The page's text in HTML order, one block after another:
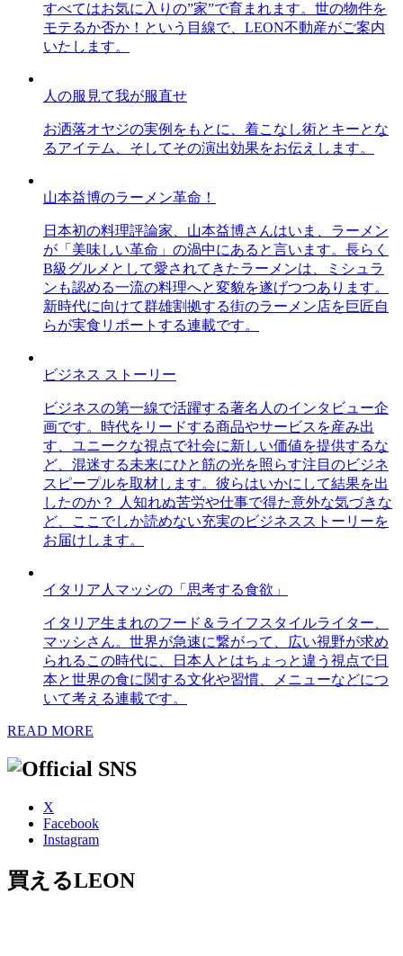
すべてはお気に入りの”家”で育まれます。世の物件を
モテるか否か！という目線で、LEON不動産がご案内
いたします。
人の服見て我が服直せ
お洒落オヤジの実例をもとに、着こなし術とキーとな
るアイテム、そしてその演出効果をお伝えします。
山本益博のラーメン革命！
日本初の料理評論家、山本益博さんはいま、ラーメン
が「美味しい革命」の渦中にあると言います。長らく
B級グルメとして愛されてきたラーメンは、ミシュラ
ンも認める一流の料理へと変貌を遂げつつあります。
新時代に向けて群雄割拠する街のラーメン店を巨匠自
らが実食リポートする連載です。
ビジネス ストーリー
ビジネスの第一線で活躍する著名人のインタビュー企
画です。時代をリードする商品やサービスを産み出
す、ユニークな視点で社会に新しい価値を提供するな
ど、混迷する未来にひと筋の光を照らす注目のビジネ
スピープルを取材します。彼らはいかにして結果を出
したのか？ 人知れぬ苦労や仕事で得た意外な気づきな
ど、ここでしか読めない充実のビジネスストーリーを
お届けします。
イタリア人マッシの「思考する食欲」
イタリア生まれのフード＆ライフスタイルライター、
マッシさん。世界が急速に繋がって、広い視野が求め
られるこの時代に、日本人とはちょっと違う視点で日
本と世界の食に関する文化や習慣、メニューなどにつ
いて考える連載です。
READ MORE
X
Facebook
Instagram
買えるLEON